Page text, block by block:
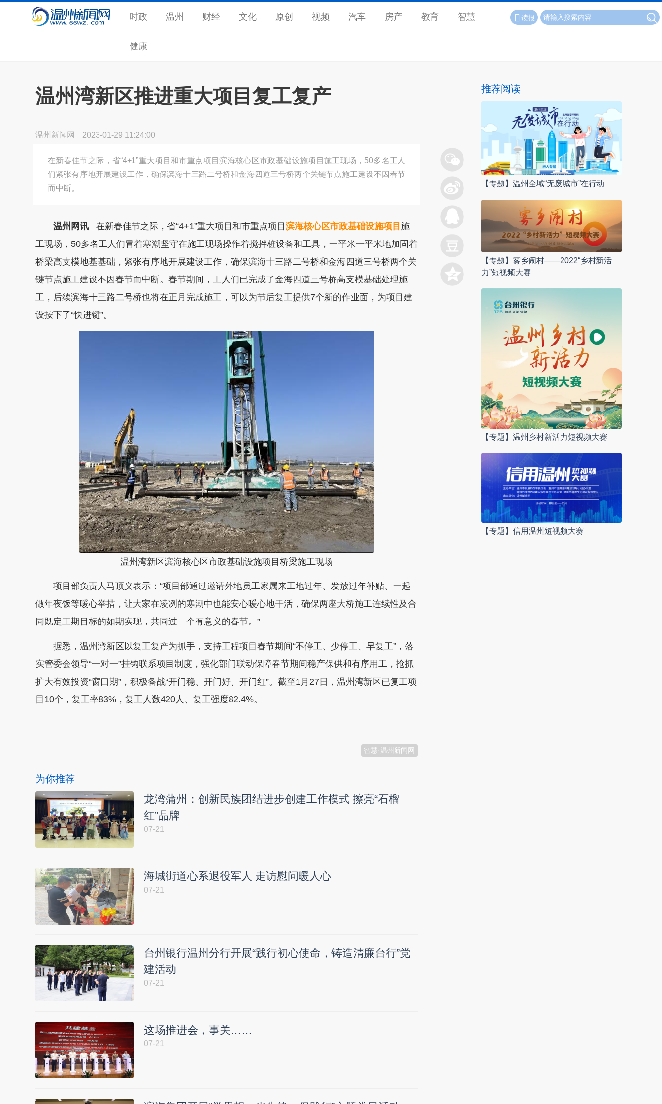
时政 温州 财经 文化 原创 视频 汽车 房产 教育 智慧
健康
读报
温州湾新区推进重大项目复工复产
温州新闻网 2023-01-29 11:24:00
在新春佳节之际，省“4+1”重大项目和市重点项目滨海核心区市政基础设施项目施工现场，50多名工人
们紧张有序地开展建设工作，确保滨海十三路二号桥和金海四道三号桥两个关键节点施工建设不因春节
而中断。
温州网讯 在新春佳节之际，省“4+1”重大项目和市重点项目 滨海核心区市政基础设施项目 施
工现场，50多名工人们冒着寒潮坚守在施工现场操作着搅拌桩设备和工具，一平米一平米地加固着
桥梁高支模地基基础，紧张有序地开展建设工作，确保滨海十三路二号桥和金海四道三号桥两个关
键节点施工建设不因春节而中断。春节期间，工人们已完成了金海四道三号桥高支模基础处理施
工，后续滨海十三路二号桥也将在正月完成施工，可以为节后复工提供7个新的作业面，为项目建
设按下了“快进键”。
温州湾新区滨海核心区市政基础设施项目桥梁施工现场
项目部负责人马顶义表示：“项目部通过邀请外地员工家属来工地过年、发放过年补贴、一起
做年夜饭等暖心举措，让大家在凌冽的寒潮中也能安心暖心地干活，确保两座大桥施工连续性及合
同既定工期目标的如期实现，共同过一个有意义的春节。”
据悉，温州湾新区以复工复产为抓手，支持工程项目春节期间“不停工、少停工、早复工”，落
实管委会领导“一对一”挂钩联系项目制度，强化部门联动保障春节期间稳产保供和有序用工，抢抓
扩大有效投资“窗口期”，积极备战“开门稳、开门好、开门红”。截至1月27日，温州湾新区已复工项
目10个，复工率83%，复工人数420人、复工强度82.4%。
智慧·温州新闻网
为你推荐
龙湾蒲州：创新民族团结进步创建工作模式 擦亮“石榴
红”品牌
07-21
海城街道心系退役军人 走访慰问暖人心
07-21
台州银行温州分行开展“践行初心使命，铸造清廉台行”党
建活动
07-21
这场推进会，事关……
07-21
推荐阅读
【专题】温州全域“无废城市”在行动
【专题】雾乡闹村——2022“乡村新活
力”短视频大赛
【专题】温州乡村新活力短视频大赛
【专题】信用温州短视频大赛